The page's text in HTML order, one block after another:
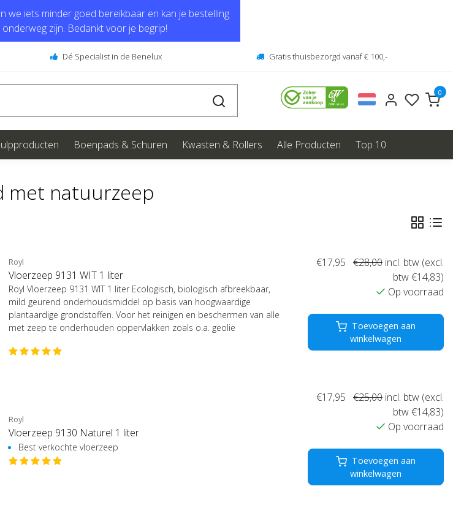
we iets minder goed bereikbaar en kan je bestelling
zijn. Bedankt voor je begrip!
Dé Specialist in de Benelux Gratis thuisbezorgd vanaf € 100,-
0
Boenpads & Schuren Kwasten & Rollers Alle Producten Top 10
met natuurzeep
Royl
Vloerzeep 9131 WIT 1 liter
Royl Vloerzeep 9131 WIT 1 liter Ecologisch, biologisch afbreekbaar,
mild geurend onderhoudsmiddel op basis van hoogwaardige
plantaardige grondstoffen. Voor het reinigen en beschermen van alle
met zeep te onderhouden oppervlakken zoals o.a. geolie
€17,95 €28,00 incl. btw (excl.
btw €14,83)
Op voorraad
Toevoegen aan
winkelwagen
Royl
Vloerzeep 9130 Naturel 1 liter
Best verkochte vloerzeep
€17,95 €25,00 incl. btw (excl.
btw €14,83)
Op voorraad
Toevoegen aan
winkelwagen